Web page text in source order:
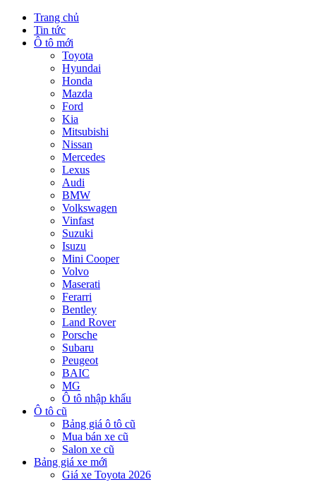
Trang chủ
Tin tức
Ô tô mới
Toyota
Hyundai
Honda
Mazda
Ford
Kia
Mitsubishi
Nissan
Mercedes
Lexus
Audi
BMW
Volkswagen
Vinfast
Suzuki
Isuzu
Mini Cooper
Volvo
Maserati
Ferarri
Bentley
Land Rover
Porsche
Subaru
Peugeot
BAIC
MG
Ô tô nhập khẩu
Ô tô cũ
Bảng giá ô tô cũ
Mua bán xe cũ
Salon xe cũ
Bảng giá xe mới
Giá xe Toyota 2026